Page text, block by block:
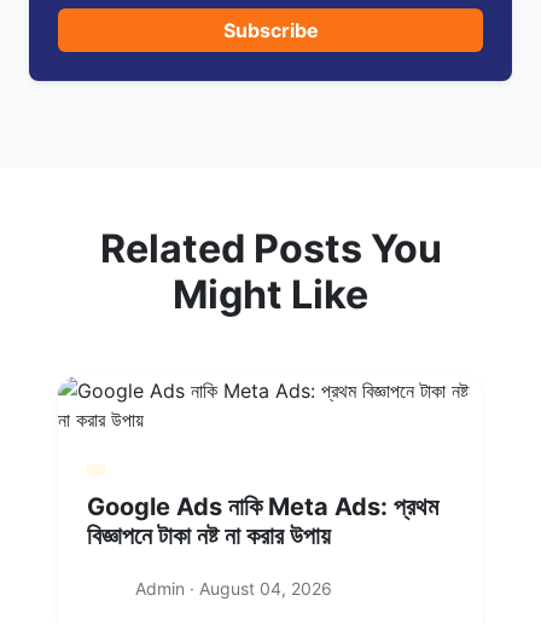
Subscribe
Related Posts You
Might Like
Google Ads নাকি Meta Ads: প্রথম
বিজ্ঞাপনে টাকা নষ্ট না করার উপায়
Admin · August 04, 2026